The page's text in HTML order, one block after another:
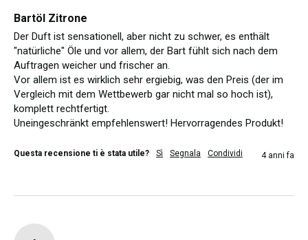
Bartöl Zitrone
Der Duft ist sensationell, aber nicht zu schwer, es enthält
"natürliche" Öle und vor allem, der Bart fühlt sich nach dem
Auftragen weicher und frischer an.
Vor allem ist es wirklich sehr ergiebig, was den Preis (der im
Vergleich mit dem Wettbewerb gar nicht mal so hoch ist),
komplett rechtfertigt.
Uneingeschränkt empfehlenswert! Hervorragendes Produkt!
Questa recensione ti è stata utile? Sì Segnala Condividi 4 anni fa